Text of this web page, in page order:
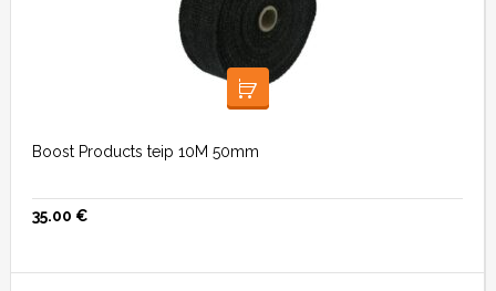
LISA KORVI
Boost Products teip 10M 50mm
35.00 €